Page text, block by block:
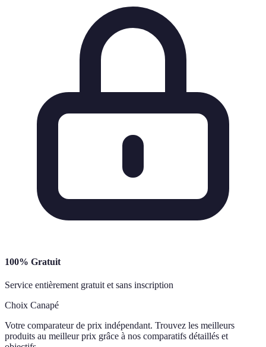
100% Gratuit
Service entièrement gratuit et sans inscription
Choix Canapé
Votre comparateur de prix indépendant. Trouvez les meilleurs
produits au meilleur prix grâce à nos comparatifs détaillés et